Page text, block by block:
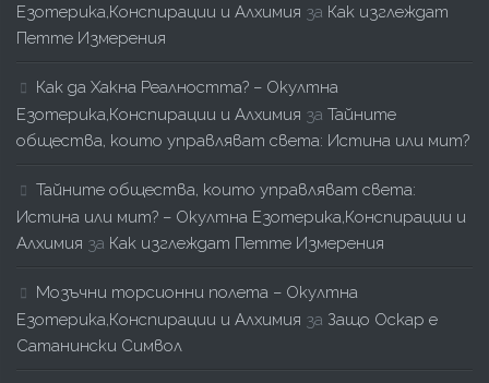
Езотерика,Конспирации и Алхимия за Как изглеждат
Петте Измерения
Как да Хакна Реалността? – Окултна
Езотерика,Конспирации и Алхимия за Тайните
общества, които управляват света: Истина или мит?
Тайните общества, които управляват света:
Истина или мит? – Окултна Езотерика,Конспирации и
Алхимия за Как изглеждат Петте Измерения
Мозъчни торсионни полета – Окултна
Езотерика,Конспирации и Алхимия за Защо Оскар е
Сатанински Символ